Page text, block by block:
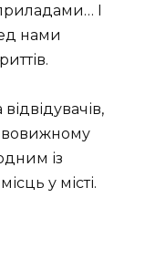
І
нами
із
у місті.